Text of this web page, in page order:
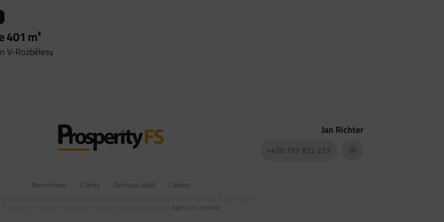
401 m²
V-Rozbělesy
Jan Richter
Nemovitosti Články Ochrana údajů
Cookies
Agentura maveb